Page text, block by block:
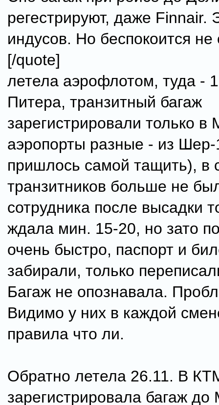
регестрируют, даже Finnair.
индусов. Но беспокоится не
[/quote]
летела аэрофлотом, туда -
Питера, транзитный багаж
зарегистрировали только в
аэропорты разные - из
пришлось самой тащить), в
транзитников больше не
сотрудника после высадки
ждала мин. 15-20, но зато
очень быстро, паспорт и
забирали, только
Багаж не опознавала.
Видимо у них в каждой
правила что ли.
Обратно летела 26.11. В
зарегистрировала багаж